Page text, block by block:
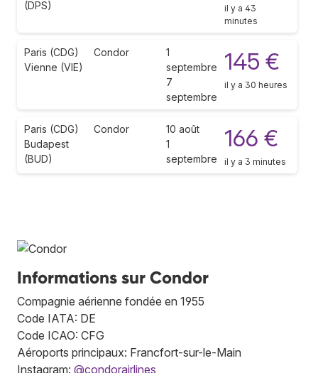
(DPS)
il y a 43
minutes
Paris (CDG)
Vienne (VIE)
Condor
1
septembre
7
septembre
145 €
il y a 30 heures
Paris (CDG)
Budapest
(BUD)
Condor
10 août
1
septembre
166 €
il y a 3 minutes
Informations sur Condor
Compagnie aérienne fondée en 1955
Code IATA: DE
Code ICAO: CFG
Aéroports principaux: Francfort-sur-le-Main
Instagram: @condorairlines